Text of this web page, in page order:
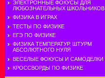
ЭЛЕКТРОННЫЕ ФОКУСЫ ДЛЯ
ЛЮБОЗНАТЕЛЬНЫХ ШКОЛЬНИКОВ
ФИЗИКА В ИГРАХ
ТЕСТЫ ПО ФИЗИКЕ
ЕГЭ ПО ФИЗИКЕ
ФИЗИКА ТЕМПЕРАТУР. ШТУРМ
АБСОЛЮТНОГО НУЛЯ
ВЕСЕЛЫЕ ФОКУСЫ И САМОДЕЛКИ
КРОССВОРДЫ ПО ФИЗИКЕ